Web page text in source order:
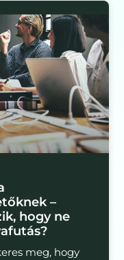
–
hogy ne
meg, hogy